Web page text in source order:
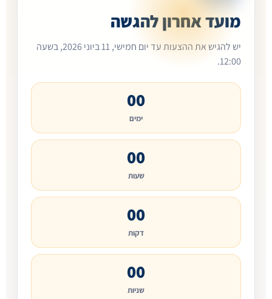
מועד אחרון להגשה
יש להגיש את ההצעות עד יום חמישי, 11 ביוני 2026, בשעה
12:00.
00
ימים
00
שעות
00
דקות
00
שניות